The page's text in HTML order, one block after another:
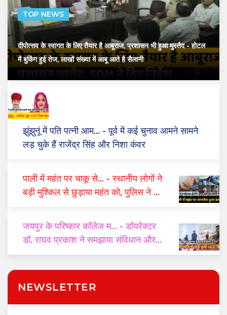
TOP NEWS
दीपोत्सव के स्वागत के लिए तैयार है आबूराज, प्रशासन भी हुआ मुस्तैद- होटल
में बुकिंग हुई तेज, लाखों संख्या में आबू आते है सैलानी
झुंझुनूं में पति पत्नी आम... - पूर्व में कई चुनाव आमने सामने
लड़ चुके हैं राजेंद्र सिंह और निशा कंवर
पाली में महंत पर चाकू से... - स्थानीय लोगों ने
बड़ी मुश्किल से छुड़ाया महंत को, पुलिस ने दो
जयपुर के परिष्कार कॉलेज म... - डॉयरेक्टर
डॉ. राघव प्रकाश ने समझाया संविधान और
यूसीसी का महत्व
NEWSLETTER